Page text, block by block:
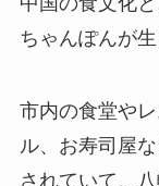
ちゃんぽんが
市内の食堂や
ル、お寿司屋
されていて、